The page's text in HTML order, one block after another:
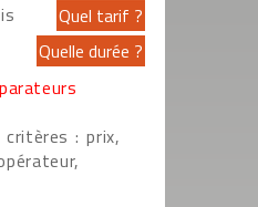
critères : prix,